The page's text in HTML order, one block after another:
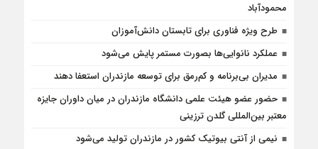
محمودآباد
طرح ویژه فناوری برای تابستان دانش‌آموزان
عملکرد نانوایی‌ها بصورت مستمر پایش می‌شود
مدیران بی‌برنامه و کم‌رمق برای توسعه مازندران استعفا دهند
حضور عضو هیئت علمی دانشگاه مازندران در میان داوران جایزه
معتبر بین‌المللی گلدن ترزینی
نیمی از آنتی بیوتیک کشور در مازندران تولید می‌شود